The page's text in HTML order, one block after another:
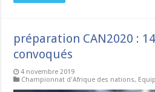
préparation CAN2020 :
convoqués
4 novembre 2019
Championnat d'Afrique des nations,